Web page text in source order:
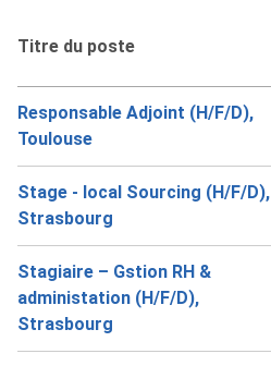
Titre du poste
Responsable Adjoint (H/F/D),
Toulouse
Stage - local Sourcing (H/F/D),
Strasbourg
Stagiaire – Gstion RH &
administation (H/F/D),
Strasbourg